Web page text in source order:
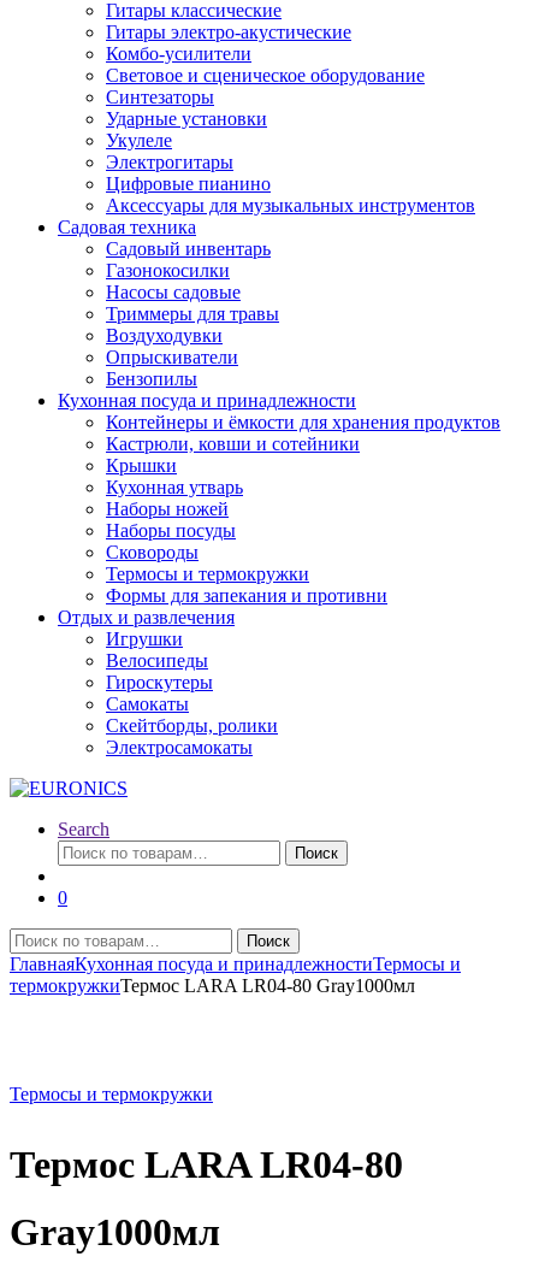
Гитары классические
Гитары электро-акустические
Комбо-усилители
Световое и сценическое оборудование
Синтезаторы
Ударные установки
Укулеле
Электрогитары
Цифровые пианино
Аксессуары для музыкальных инструментов
Садовая техника
Садовый инвентарь
Газонокосилки
Насосы садовые
Триммеры для травы
Воздуходувки
Опрыскиватели
Бензопилы
Кухонная посуда и принадлежности
Контейнеры и ёмкости для хранения продуктов
Кастрюли, ковши и сотейники
Крышки
Кухонная утварь
Наборы ножей
Наборы посуды
Сковороды
Термосы и термокружки
Формы для запекания и противни
Отдых и развлечения
Игрушки
Велосипеды
Гироскутеры
Самокаты
Скейтборды, ролики
Электросамокаты
Search
Искать:
Поиск
0
Искать:
Поиск
ГлавнаяКухонная посуда и принадлежностиТермосы и
термокружкиТермос LARA LR04-80 Gray1000мл
Термосы и термокружки
Термос LARA LR04-80
Gray1000мл